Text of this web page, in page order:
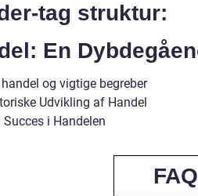
tag struktur:
En
og vigtige begreber
Udvikling af Handel
Succes i Handelen
FAQ